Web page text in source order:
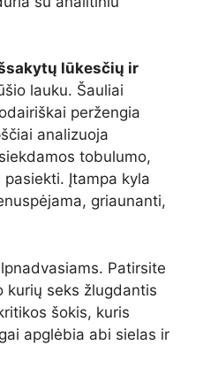
lūkesčių ir
lauku. Šauliai
peržengia
analizuoja
tobulumo,
Įtampa kyla
griaunanti,
Patirsite
kurių seks žlugdantis
šokis, kuris
apglėbia abi sielas ir